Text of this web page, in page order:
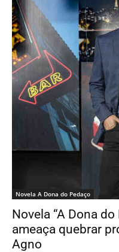
Novela A Dona do Pedaço
Novela “A Dona
ameaça quebrar
Agno